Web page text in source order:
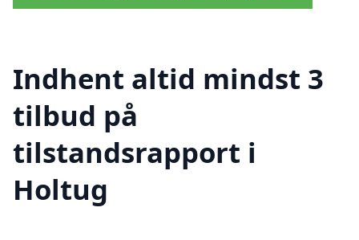
Indhent altid mindst 3
tilbud på
tilstandsrapport i
Holtug